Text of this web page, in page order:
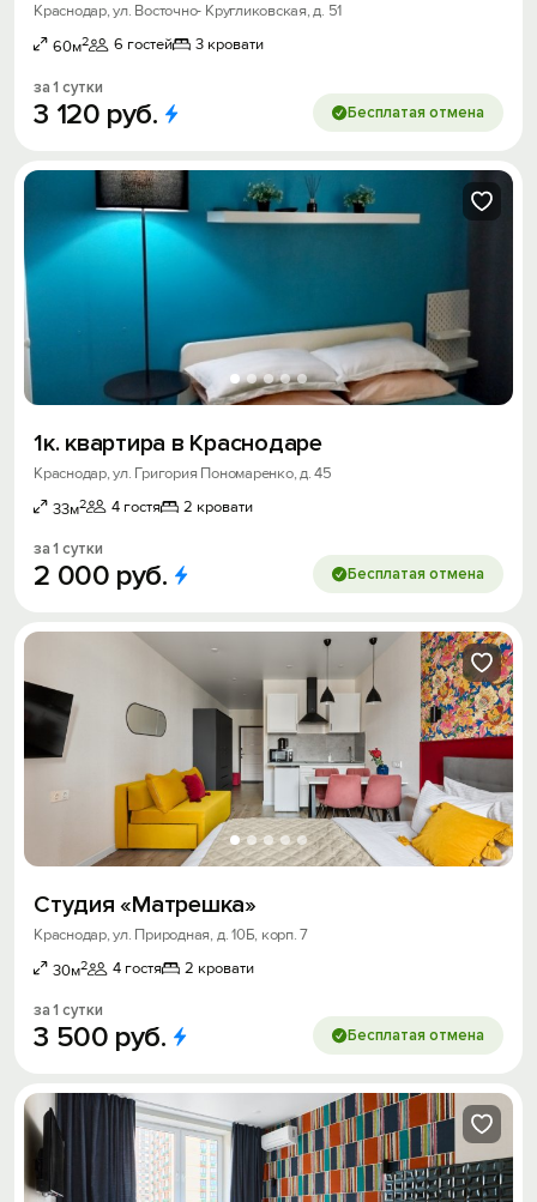
Краснодар, ул. Восточно- Кругликовская, д. 51
60м2 6 гостей 3 кровати
за 1 сутки
3 120 руб. Бесплатая отмена
1к. квартира в Краснодаре
Краснодар, ул. Григория Пономаренко, д. 45
33м2 4 гостя 2 кровати
за 1 сутки
2 000 руб. Бесплатая отмена
Студия «Матрешка»
Краснодар, ул. Природная, д. 10Б, корп. 7
30м2 4 гостя 2 кровати
за 1 сутки
3 500 руб. Бесплатая отмена